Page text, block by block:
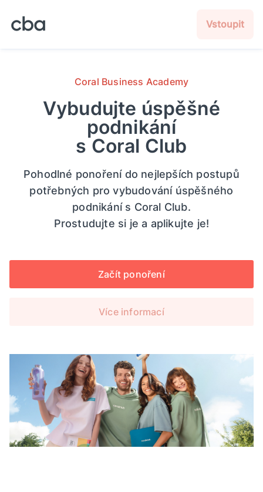
Vstoupit
Coral Business Academy
Vybudujte úspěšné
podnikání
s Coral Club
Pohodlné ponoření do nejlepších postupů
potřebných pro vybudování úspěšného
podnikání s Coral Club.
Prostudujte si je a aplikujte je!
Začít ponoření
Více informací